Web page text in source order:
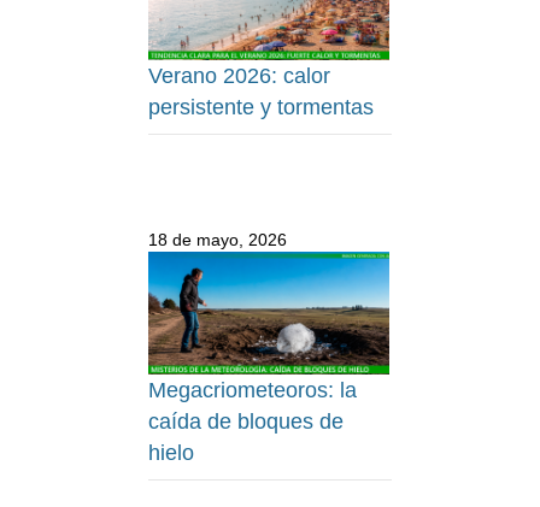
Verano 2026: calor
persistente y tormentas
18 de mayo, 2026
Megacriometeoros: la
caída de bloques de
hielo